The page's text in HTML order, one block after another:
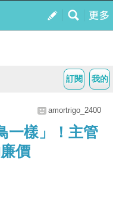
我的
訂閱
amortrigo_2400
一樣」！主管
價